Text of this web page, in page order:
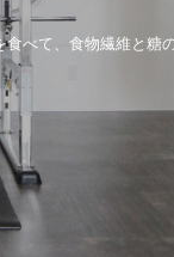
食べて、食物繊維と糖